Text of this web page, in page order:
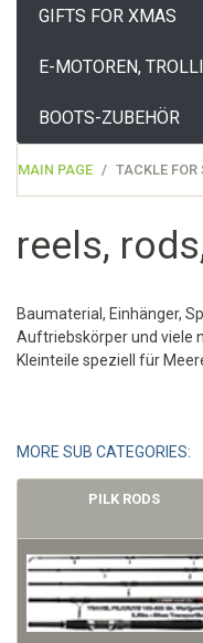
GIFTS FOR XMAS
E-MOTOREN,
BOOTS-ZUBEHÖR
MAIN PAGE TACKLE FOR
reels,
Baumaterial, Einhänger,
Auftriebskörper und viele
Kleinteile speziell für
MORE SUB CATEGORIES:
PILK RODS